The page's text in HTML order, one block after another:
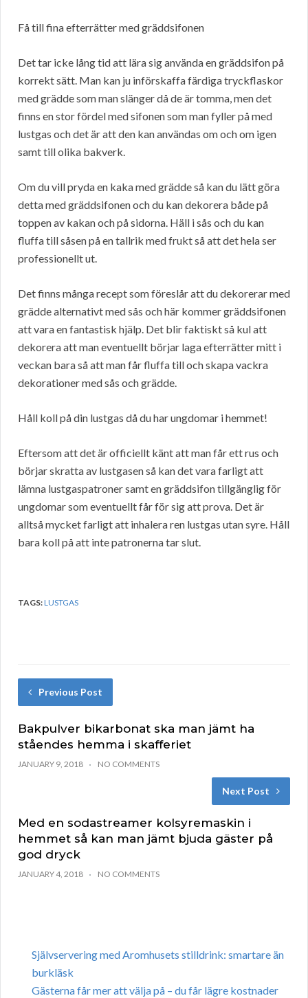
Få till fina efterrätter med gräddsifonen
Det tar icke lång tid att lära sig använda en gräddsifon på
korrekt sätt. Man kan ju införskaffa färdiga tryckflaskor
med grädde som man slänger då de är tomma, men det
finns en stor fördel med sifonen som man fyller på med
lustgas och det är att den kan användas om och om igen
samt till olika bakverk.
Om du vill pryda en kaka med grädde så kan du lätt göra
detta med gräddsifonen och du kan dekorera både på
toppen av kakan och på sidorna. Häll i sås och du kan
fluffa till såsen på en tallrik med frukt så att det hela ser
professionellt ut.
Det finns många recept som föreslår att du dekorerar med
grädde alternativt med sås och här kommer gräddsifonen
att vara en fantastisk hjälp. Det blir faktiskt så kul att
dekorera att man eventuellt börjar laga efterrätter mitt i
veckan bara så att man får fluffa till och skapa vackra
dekorationer med sås och grädde.
Håll koll på din lustgas då du har ungdomar i hemmet!
Eftersom att det är officiellt känt att man får ett rus och
börjar skratta av lustgasen så kan det vara farligt att
lämna lustgaspatroner samt en gräddsifon tillgänglig för
ungdomar som eventuellt får för sig att prova. Det är
alltså mycket farligt att inhalera ren lustgas utan syre. Håll
bara koll på att inte patronerna tar slut.
TAGS:LUSTGAS
Previous Post
Bakpulver bikarbonat ska man jämt ha
ståendes hemma i skafferiet
JANUARY 9, 2018 NO COMMENTS
Next Post
Med en sodastreamer kolsyremaskin i
hemmet så kan man jämt bjuda gäster på
god dryck
JANUARY 4, 2018 NO COMMENTS
Självservering med Aromhusets stilldrink: smartare än
burkläsk
Gästerna får mer att välja på – du får lägre kostnader